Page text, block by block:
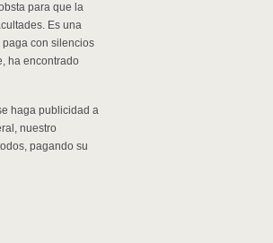
para que la
Es una
con silencios
ha encontrado
haga publicidad a
nuestro
pagando su